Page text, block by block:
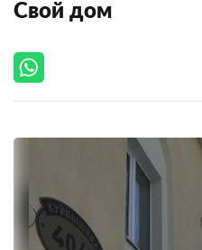
Свой дом